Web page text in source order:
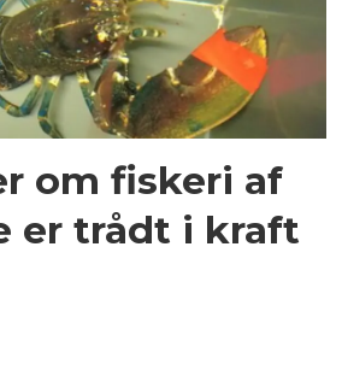
om fiskeri af
er trådt i kraft